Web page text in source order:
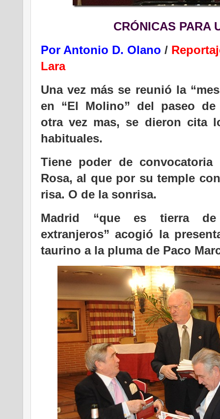
CRÓNICAS PARA
Por Antonio D. Olano /
Lara
Una vez más se reunió la
en “El Molino” del paseo de
otra vez mas, se dieron cita
habituales.
Tiene poder de
Rosa, al que por su temple
risa. O de la sonrisa.
Madrid “que es tierra
extranjeros” acogió la
taurino a la pluma de Paco